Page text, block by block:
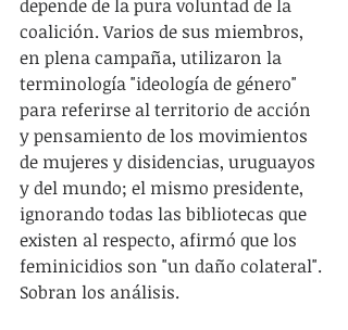
depende de la pura voluntad de la
coalición. Varios de sus miembros,
en plena campaña, utilizaron la
terminología "ideología de género"
para referirse al territorio de acción
y pensamiento de los movimientos
de mujeres y disidencias, uruguayos
y del mundo; el mismo presidente,
ignorando todas las bibliotecas que
existen al respecto, afirmó que los
feminicidios son "un daño colateral".
Sobran los análisis.